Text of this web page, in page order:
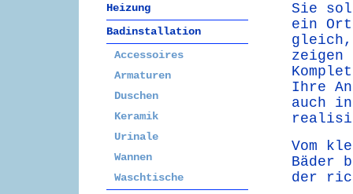
Heizung
Badinstallation
Accessoires
Armaturen
Duschen
Keramik
Urinale
Wannen
Waschtische
Sie
ein Ort
Ihre
auch
Vom
Bäder
der